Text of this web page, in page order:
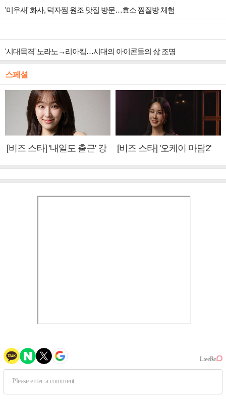
'미우새' 화사, 덕자찜 원조 맛집 방문…효소 찜질방 체험
'시대목격' 노라노→리아킴…시대의 아이콘들의 삶 조명
스페셜
[비즈 스타] '내일도 출근' 강
[비즈 스타] '오케이 마담2'